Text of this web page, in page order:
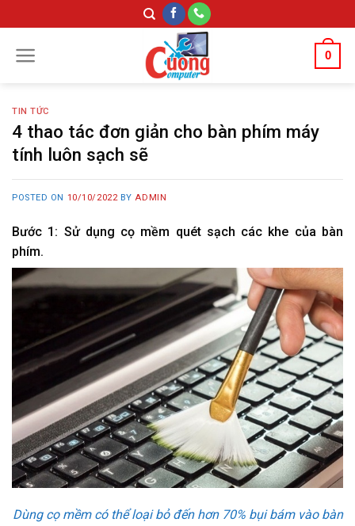
to
content
0
TIN TỨC
4 thao tác đơn giản cho bàn phím máy
tính luôn sạch sẽ
POSTED ON 10/10/2022 BY ADMIN
Bước 1: Sử dụng cọ mềm quét sạch các khe của bàn
phím.
Dùng cọ mềm có thể loại bỏ đến hơn 70% bụi bám vào bàn